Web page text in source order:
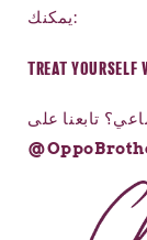
يمكنك:
TREAT YOURSELF
تابعنا على